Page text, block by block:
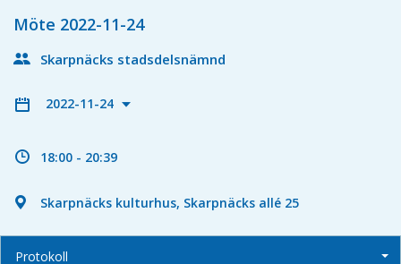
Möte 2022-11-24
Skarpnäcks stadsdelsnämnd
2022-11-24
18:00 - 20:39
Skarpnäcks kulturhus, Skarpnäcks allé 25
Protokoll